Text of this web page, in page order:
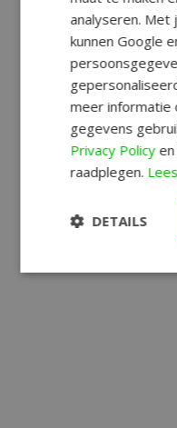
analyseren.
kunnen Google
meer informatie
gegevens
Privacy Policy
raadplegen.
DETAILS